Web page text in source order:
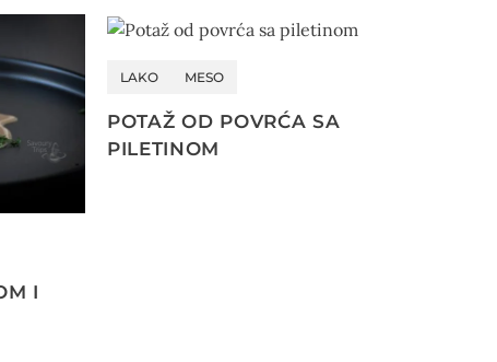
I
LAKO MESO
POTAŽ OD POVRĆA SA
PILETINOM